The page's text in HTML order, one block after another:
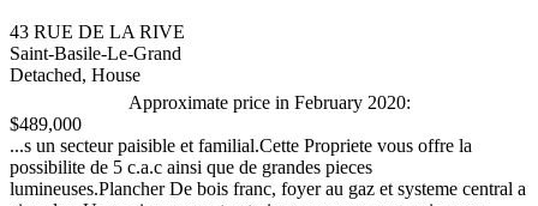
43 RUE DE LA RIVE
Saint-Basile-Le-Grand
Detached, House
Approximate price in February 2020:
$489,000
...s un secteur paisible et familial.Cette Propriete vous offre la
possibilite de 5 c.a.c ainsi que de grandes pieces
lumineuses.Plancher De bois franc, foyer au gaz et systeme central a